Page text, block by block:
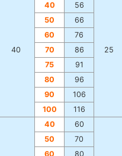
40 25
40
56
50
66
60
76
70
86
75
91
80
96
90
106
100
116
40 60
50
70
60
80